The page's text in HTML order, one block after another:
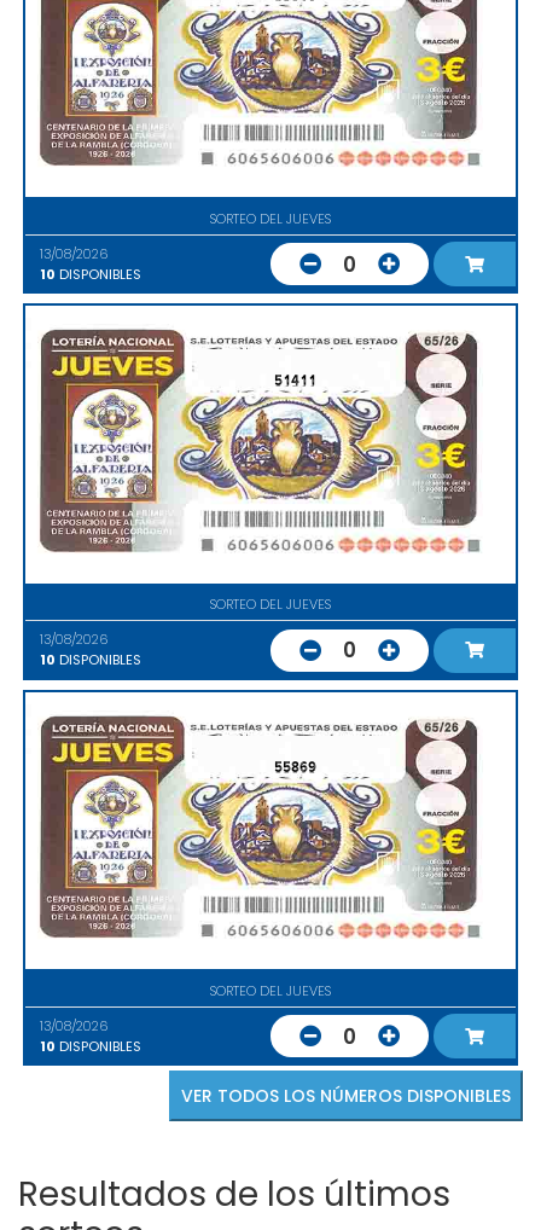
SORTEO DEL JUEVES
13/08/2026
10 DISPONIBLES 0
51411
SORTEO DEL JUEVES
13/08/2026
10 DISPONIBLES 0
55869
SORTEO DEL JUEVES
13/08/2026
10 DISPONIBLES 0
VER TODOS LOS NÚMEROS DISPONIBLES
Resultados de los últimos